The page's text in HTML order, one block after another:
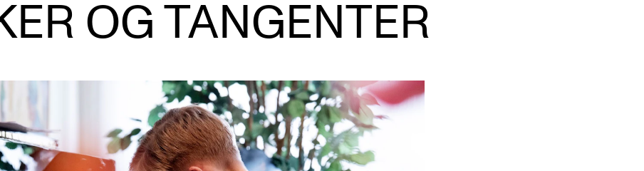
Salane våre Prosjekter
OG TANGENTER